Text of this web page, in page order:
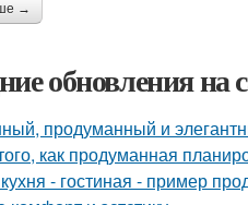
→
обновления на
продуманный и
как продуманная
- гостиная - пример